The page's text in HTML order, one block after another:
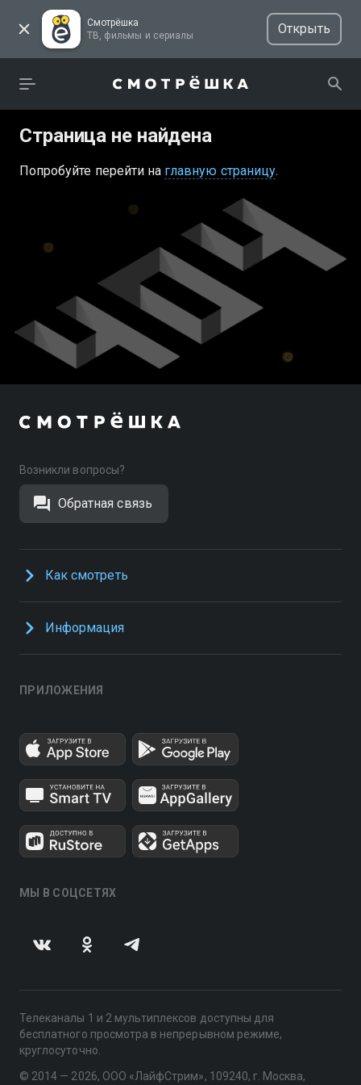
Смотрёшка
ТВ, фильмы и сериалы
Открыть
Страница не найдена
Попробуйте перейти на главную страницу.
Возникли вопросы?
Обратная связь
Как смотреть
Информация
ПРИЛОЖЕНИЯ
МЫ В СОЦСЕТЯХ
Телеканалы 1 и 2 мультиплексов доступны для
бесплатного просмотра в непрерывном режиме,
круглосуточно.
© 2014 — 2026, ООО «ЛайфСтрим», 109240, г. Москва,